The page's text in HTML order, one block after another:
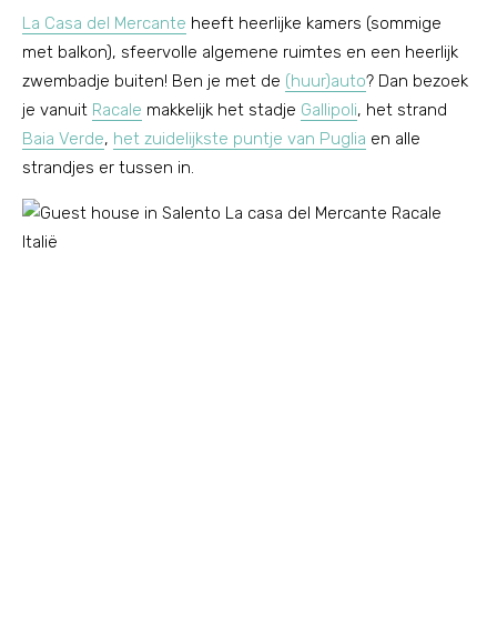
La Casa del Mercante heeft heerlijke kamers (sommige
met balkon), sfeervolle algemene ruimtes en een heerlijk
zwembadje buiten! Ben je met de (huur)auto? Dan bezoek
je vanuit Racale makkelijk het stadje Gallipoli, het strand
Baia Verde, het zuidelijkste puntje van Puglia en alle
strandjes er tussen in.